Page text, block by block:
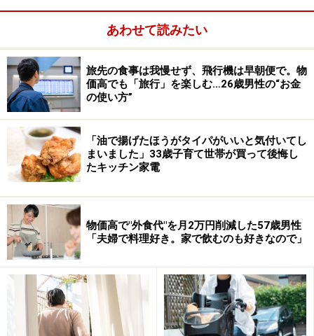
1日早く動けば、1日早く結果が得られる。1年先延ばし
にすれば、リターンが得られるのも1年後。もちろん明
日やっても結果がさほど変わらないものを今日やる必要
はありませんが、なるべく「決即動」を心がけることで
す。
※記事内容は執筆時点のものです。最新の内容をご確認くださ
い。
本記事の内容は一般的な情報提供を目的としており、特定の金融
商品や投資行動を推奨するものではありません。
行ってください。
掲載情報の正確性・完全性については十分に配慮しております
が、その内容を保証するものではなく、これに基づく損失・損害
などについて当社は一切の責任を負いません。
最新の情報や詳細については、必ず各金融機関やサービス提供者
の公式情報をご確認ください。
【編集部からのお知らせ】
・「家計」について、 アンケート（2026/8/31まで）を実施
中です！
あわせて読みたい
旅先の食事は我慢せず、飛行機は早朝便で。物
価高でも「旅行」を楽しむ…26歳男性の“お金
の使い方”
「油で揚げたほうがタイパがいいと気付いてし
まいました」33歳子育て世帯が買って後悔し
たキッチン家電
物価高で"外食代"を月2万円削減した57歳男性
「夫婦で料理好き。家で飲むのも好きなので」